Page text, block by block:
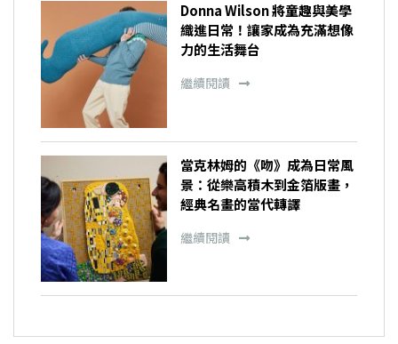
Donna Wilson 將童趣與美學
織進日常！讓家成為充滿想像
力的生活舞台
繼續閱讀
當克林姆的《吻》成為日常風
景：從樂高積木到金箔版畫，
經典名畫的當代轉譯
繼續閱讀